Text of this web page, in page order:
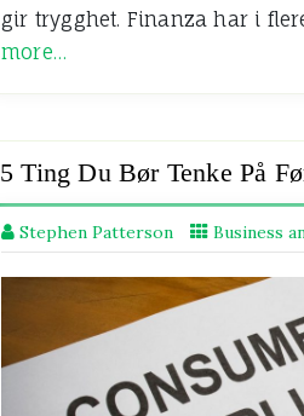
gir trygghet. Finanza har i
more…
5 Ting Du Bør Tenke På
Stephen Patterson Business